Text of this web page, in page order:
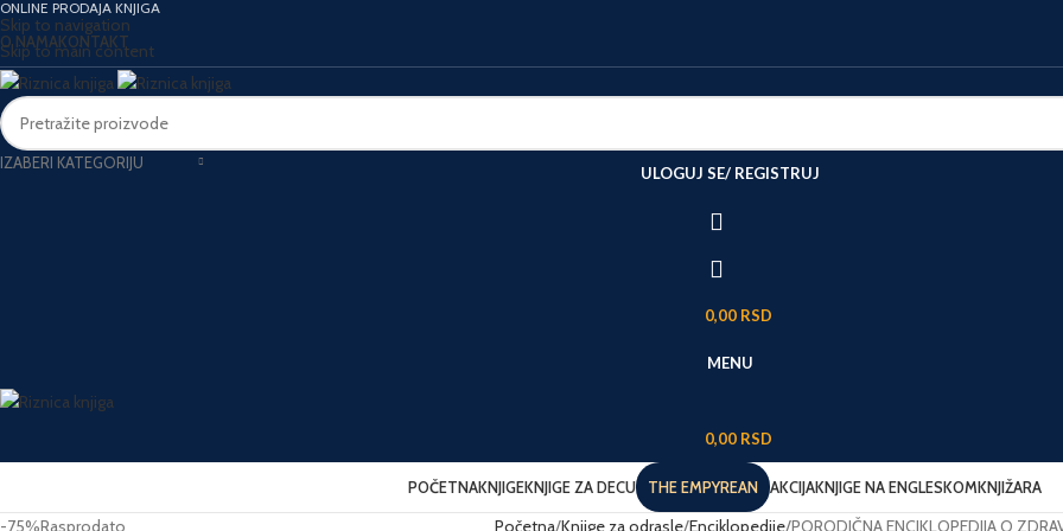
Skip to navigation
Skip to main content
ONLINE PRODAJA KNJIGA
O NAMAKONTAKT
IZABERI KATEGORIJU
ULOGUJ SE/ REGISTRUJ
0,00 RSD
MENU
0,00 RSD
POČETNAKNJIGEKNJIGE ZA DECU THE EMPYREAN AKCIJAKNJIGE NA ENGLESKOMKNJIŽARA
-75%Rasprodato Početna Knjige za odrasle Enciklopedije PORODIČNA ENCIKLOPEDIJA O